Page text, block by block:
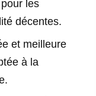
les
décentes.
et meilleure
à la